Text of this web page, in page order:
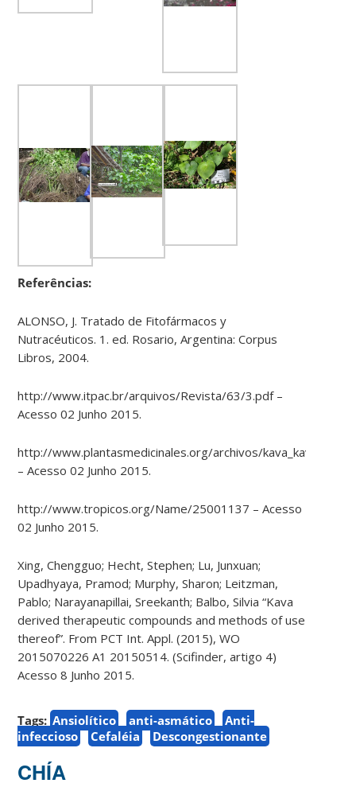
Referências:
ALONSO, J. Tratado de Fitofármacos y
Nutracéuticos. 1. ed. Rosario, Argentina: Corpus
Libros, 2004.
http://www.itpac.br/arquivos/Revista/63/3.pdf –
Acesso 02 Junho 2015.
http://www.plantasmedicinales.org/archivos/
– Acesso 02 Junho 2015.
http://www.tropicos.org/Name/25001137 – Acesso
02 Junho 2015.
Xing, Chengguo; Hecht, Stephen; Lu, Junxuan;
Upadhyaya, Pramod; Murphy, Sharon; Leitzman,
Pablo; Narayanapillai, Sreekanth; Balbo, Silvia “Kava
derived therapeutic compounds and methods of use
thereof”. From PCT Int. Appl. (2015), WO
2015070226 A1 20150514. (Scifinder, artigo 4)
Acesso 8 Junho 2015.
Tags: Ansiolítico anti-asmático
Anti-
infeccioso
Cefaléia Descongestionante
CHÍA